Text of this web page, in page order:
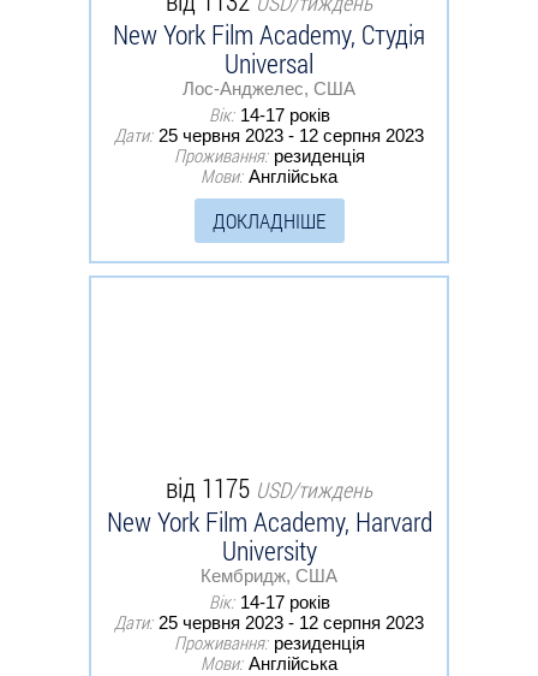
New York Film Academy, Студія
Universal
Лос-Анджелес, США
Вік: 14-17 років
Дати: 25 червня 2023 - 12 серпня 2023
Проживання: резиденція
Мови: Англійська
ДОКЛАДНІШЕ
від 1175 USD/тиждень
New York Film Academy, Harvard
University
Кембридж, США
Вік: 14-17 років
Дати: 25 червня 2023 - 12 серпня 2023
Проживання: резиденція
Мови: Англійська